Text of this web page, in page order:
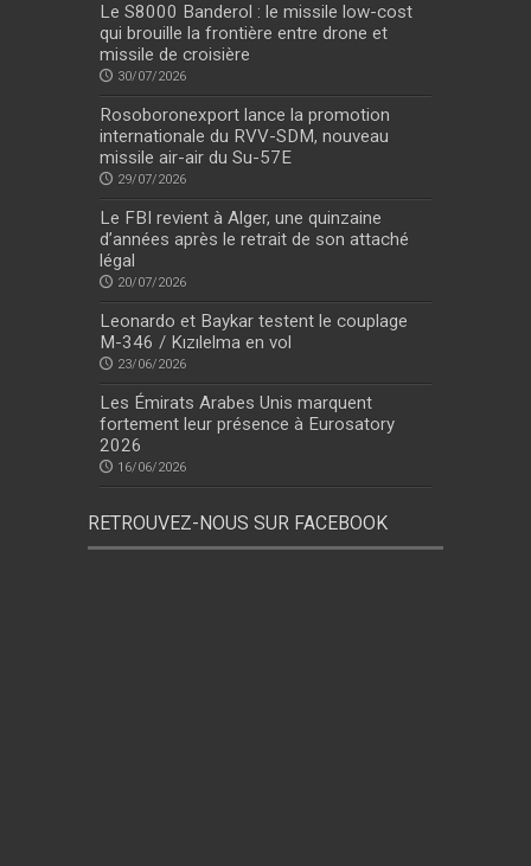
Le S8000 Banderol : le missile low-cost
qui brouille la frontière entre drone et
missile de croisière
30/07/2026
Rosoboronexport lance la promotion
internationale du RVV-SDM, nouveau
missile air-air du Su-57E
29/07/2026
Le FBI revient à Alger, une quinzaine
d’années après le retrait de son attaché
légal
20/07/2026
Leonardo et Baykar testent le couplage
M-346 / Kızılelma en vol
23/06/2026
Les Émirats Arabes Unis marquent
fortement leur présence à Eurosatory
2026
16/06/2026
RETROUVEZ-NOUS SUR FACEBOOK